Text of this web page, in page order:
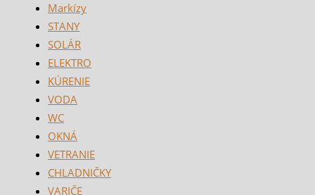
Markízy
STANY
SOLÁR
ELEKTRO
KÚRENIE
VODA
WC
OKNÁ
VETRANIE
CHLADNIČKY
VARIČE